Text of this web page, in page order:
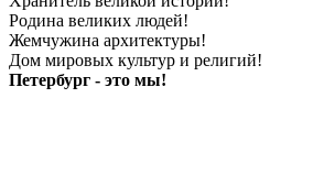
Родина великих людей!
Жемчужина архитектуры!
Дом мировых культур и религий!
Петербург - это мы!